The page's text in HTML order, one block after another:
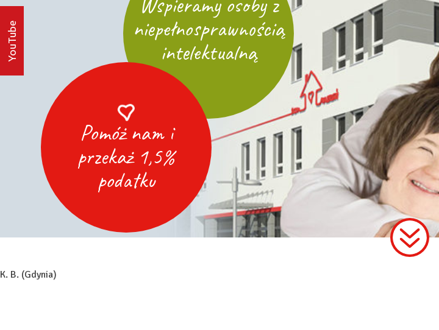
YouTube
niepełnosprawnością
intelektualną
Pomóż nam i
przekaż 1,5%
podatku
K. B. (Gdynia)